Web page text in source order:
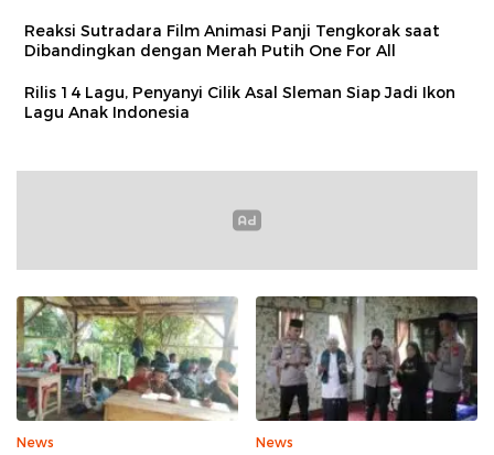
Reaksi Sutradara Film Animasi Panji Tengkorak saat
Dibandingkan dengan Merah Putih One For All
Rilis 14 Lagu, Penyanyi Cilik Asal Sleman Siap Jadi Ikon
Lagu Anak Indonesia
News News